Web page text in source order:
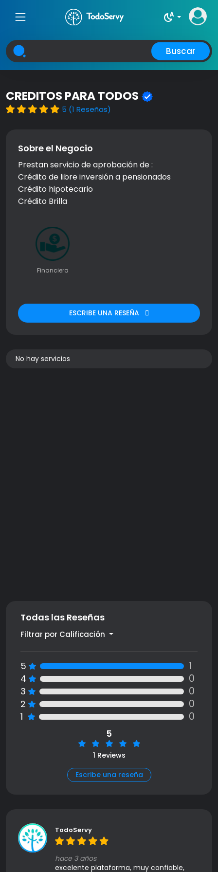
night_sight_auto
Buscar
CREDITOS PARA TODOS
5 (1 Reseñas)
Sobre el Negocio
Prestan servicio de aprobación de :
Crédito de libre inversión a pensionados
Crédito hipotecario
Crédito Brilla
Financiera
ESCRIBE UNA RESEÑA
No hay servicios
Todas las Reseñas
Filtrar por Calificación
5 1
4 0
3 0
2 0
1 0
5
1 Reviews
Escribe una reseña
TodoServy
hace 3 años
excelente plataforma, muy confiable,